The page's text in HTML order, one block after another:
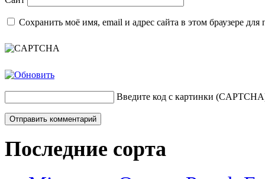
Сохранить моё имя, email и адрес сайта в этом браузере
Введите код с картинки
Последние сорта